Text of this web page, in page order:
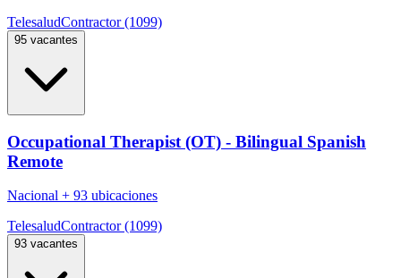
TelesaludContractor (1099)
95 vacantes
Occupational Therapist (OT) - Bilingual Spanish
Remote
Nacional + 93 ubicaciones
TelesaludContractor (1099)
93 vacantes